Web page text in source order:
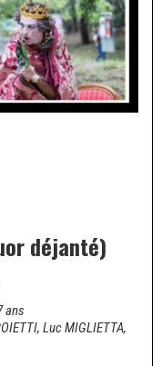
déjanté)
ans
Luc MIGLIETTA,